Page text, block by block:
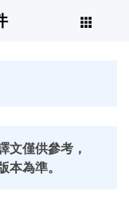
文僅供參考，
本為準。